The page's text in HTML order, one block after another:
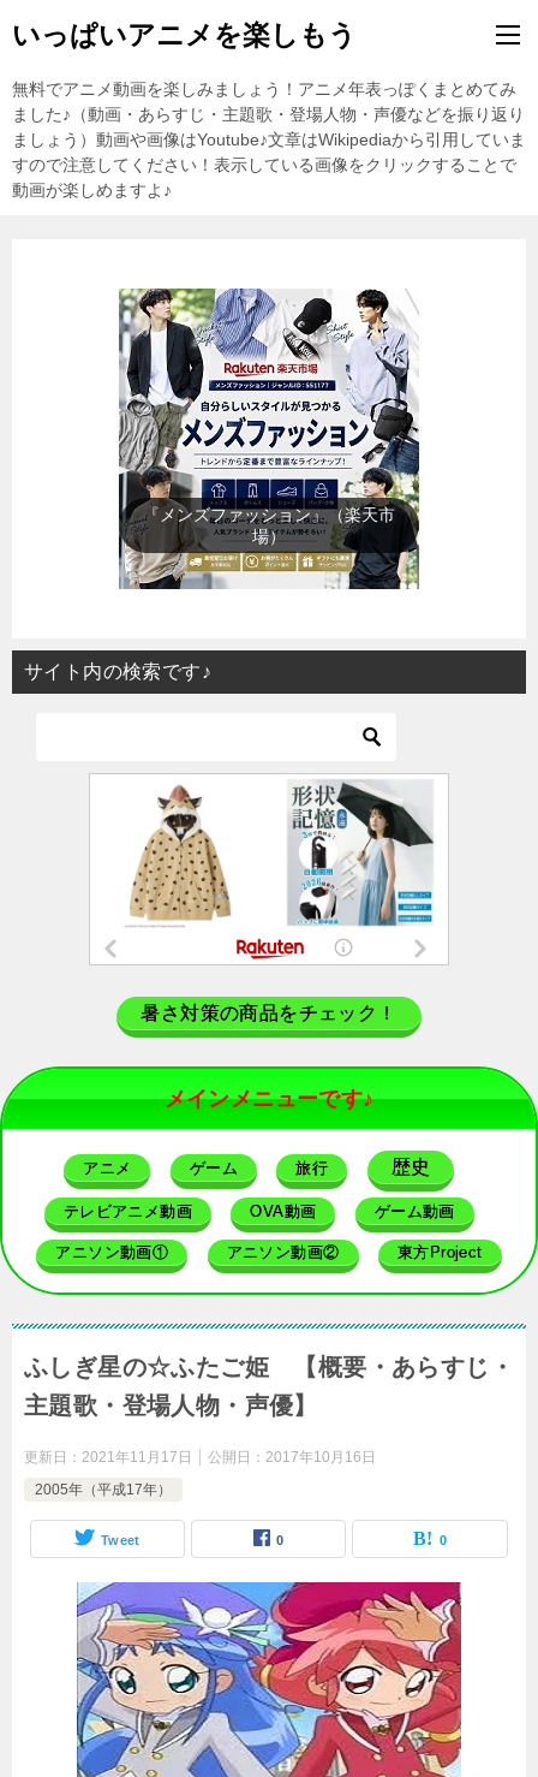
いっぱいアニメを楽しもう
無料でアニメ動画を楽しみましょう！アニメ年表っぽくまとめてみ
ました♪（動画・あらすじ・主題歌・登場人物・声優などを振り返り
ましょう）動画や画像はYoutube♪文章はWikipediaから引用していま
すので注意してください！表示している画像をクリックすることで
動画が楽しめますよ♪
『レディースファッション』（楽
天市場）
サイト内の検索です♪
暑さ対策の商品をチェック！
メインメニューです♪
アニメ ゲーム 旅行 歴史
テレビアニメ動画 OVA動画 ゲーム動画
アニソン動画① アニソン動画② 東方Project
ふしぎ星の☆ふたご姫 【概要・あらすじ・
主題歌・登場人物・声優】
更新日： 2021年11月17日 公開日： 2017年10月16日
2005年（平成17年）
Tweet 0 0